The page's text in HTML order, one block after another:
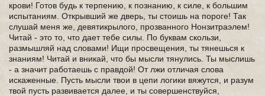
крови! Готов будь к терпению, к познанию, к силе, к большим
испытаниям. Открывший же дверь, ты стоишь на пороге! Так
слушай меня же, девятикрылого, прозванного Нонзитраэлем!
Читай - это то, что дает тебе силы. По буквам скользи,
размышляй над словами! Ищи просвещения, ты тянешься к
знаниям! Читай и вникай, что бы мысли тянулись. Ты мыслишь
- а значит работаешь с правдой! От лжи отличая слова
искаженные. Пусть мысли твои в цепи логики вяжутся, и разум
твой пусть развивается далее, и ты совершенствуйся,